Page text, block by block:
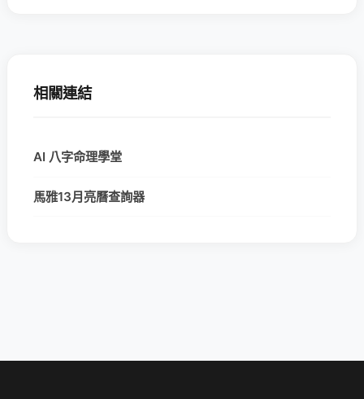
相關連結
AI 八字命理學堂
馬雅13月亮曆查詢器